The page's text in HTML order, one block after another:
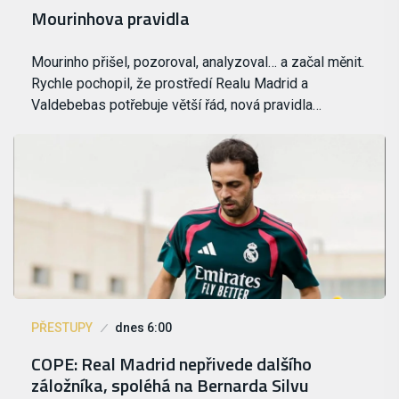
Mourinhova pravidla
Mourinho přišel, pozoroval, analyzoval… a začal měnit.
Rychle pochopil, že prostředí Realu Madrid a
Valdebebas potřebuje větší řád, nová pravidla…
PŘESTUPY dnes 6:00
COPE: Real Madrid nepřivede dalšího
záložníka, spoléhá na Bernarda Silvu